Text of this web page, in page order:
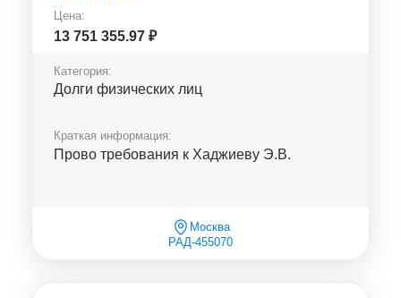
Цена:
13 751 355.97 ₽
Категория:
Долги физических лиц
Краткая информация:
Прово требования к Хаджиеву Э.В.
Москва
РАД-455070